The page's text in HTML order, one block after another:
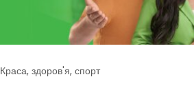
Краса, здоров'я, спорт